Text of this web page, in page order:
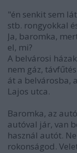
"én senkit sem
stb. rongyokkal
Ja, baromka,
el, mi?
A belvárosi
nem gáz,
át a belvárosba,
Lajos utca.
Baromka, az
autóval jár, van
használ autót.
rokonságod.